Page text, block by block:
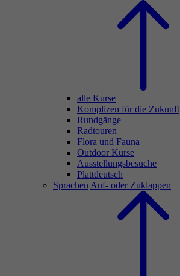
alle Kurse
Komplizen für die Zukunft
Rundgänge
Radtouren
Flora und Fauna
Outdoor Kurse
Ausstellungsbesuche
Plattdeutsch
Sprachen Auf- oder Zuklappen